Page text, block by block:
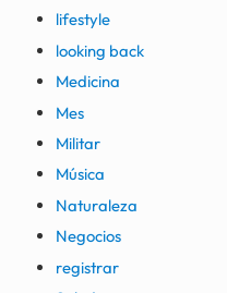
lifestyle
looking back
Medicina
Mes
Militar
Música
Naturaleza
Negocios
registrar